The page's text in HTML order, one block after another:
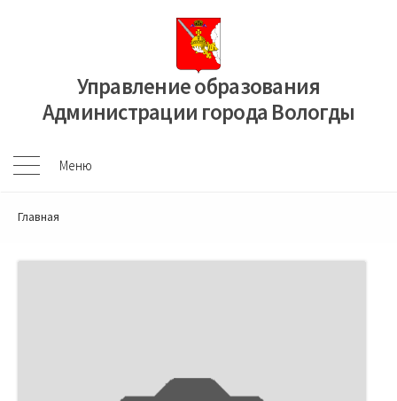
Управление образования
Администрации города Вологды
Меню
Меню
Главная